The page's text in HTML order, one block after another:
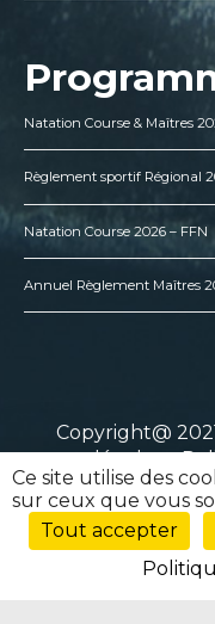
Natation Course & Maîtres
Règlement sportif Régional
Natation Course 2026 – FFN
Annuel Règlement Maîtres
Copyright@
légales–
Ce site utilise des
sur ceux que vous
Tout accepter